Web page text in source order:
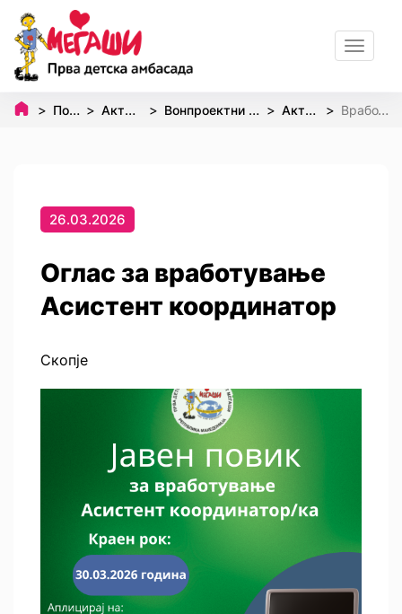
Toggle
Почетна Активности Вонпроектни активности Активизам Вработување
26.03.2026
Оглас за вработување
Асистент координатор
Скопје